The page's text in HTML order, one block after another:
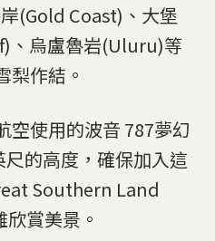
(Gold Coast)、大堡
、烏盧魯岩(Uluru)等
梨作結。
空使用的波音 787夢幻
的高度，確保加入這
Southern Land
賞美景。